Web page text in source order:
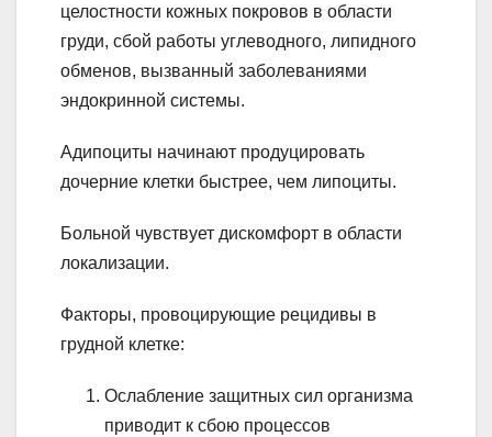
целостности кожных покровов в области
груди, сбой работы углеводного, липидного
обменов, вызванный заболеваниями
эндокринной системы.
Адипоциты начинают продуцировать
дочерние клетки быстрее, чем липоциты.
Больной чувствует дискомфорт в области
локализации.
Факторы, провоцирующие рецидивы в
грудной клетке:
Ослабление защитных сил организма
приводит к сбою процессов